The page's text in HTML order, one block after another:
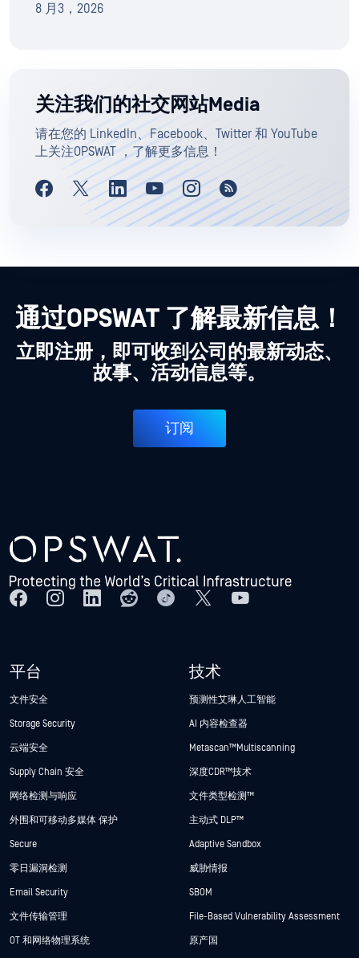
8 月3，2026
关注我们的社交网站Media
请在您的 LinkedIn、Facebook、Twitter 和 YouTube
上关注OPSWAT ，了解更多信息！
通过OPSWAT 了解最新信息！
立即注册，即可收到公司的最新动态、
故事、活动信息等。
订阅
平台
文件安全
Storage Security
云端安全
Supply Chain 安全
网络检测与响应
外围和可移动多媒体 保护
Secure
零日漏洞检测
Email Security
文件传输管理
OT 和网络物理系统
技术
预测性艾琳人工智能
AI 内容检查器
Metascan™ Multiscanning
深度CDR™技术
文件类型检测™
主动式 DLP™
Adaptive Sandbox
威胁情报
SBOM
File-Based Vulnerability Assessment
原产国